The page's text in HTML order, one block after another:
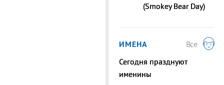
(Smokey Bear Day)
ИМЕНА
Все
Сегодня празднуют
именины